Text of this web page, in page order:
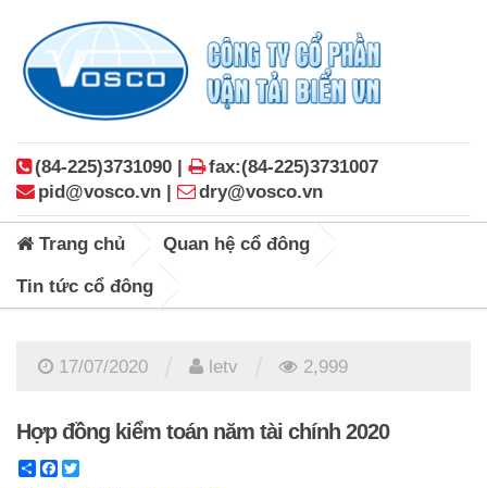
(84-225)3731090 |
fax:(84-225)3731007
pid@vosco.vn |
dry@vosco.vn
Trang chủ Quan hệ cổ đông
Tin tức cổ đông
17/07/2020 letv 2,999
Hợp đồng kiểm toán năm tài chính 2020
ShareFacebook